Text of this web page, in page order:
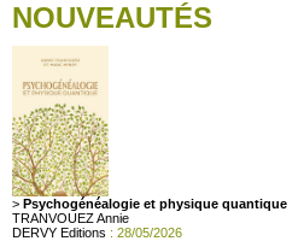
NOUVEAUTÉS
> Psychogénéalogie et physique quantique
TRANVOUEZ Annie
DERVY Editions : 28/05/2026